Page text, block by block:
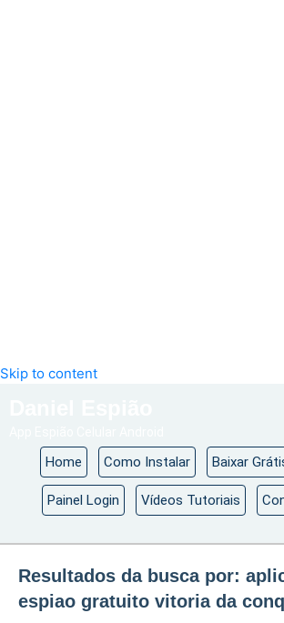
Skip to content
Home Como Instalar Baixar
Painel Login Vídeos Tutoriais
Resultados da busca por:
espiao gratuito vitoria da